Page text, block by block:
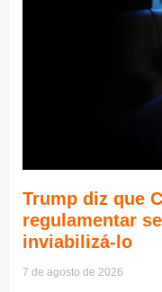
Trump diz que
regulamentar
inviabilizá-lo
7 de agosto de 2026